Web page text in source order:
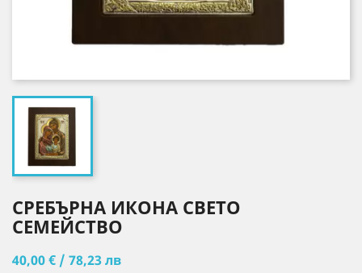
СРЕБЪРНА ИКОНА СВЕТО
СЕМЕЙСТВО
40,00 € / 78,23 лв